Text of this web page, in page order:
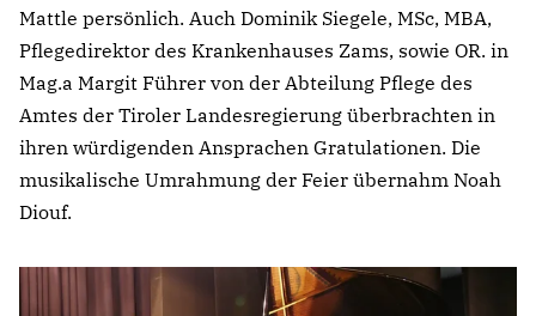
Mattle persönlich. Auch Dominik Siegele, MSc, MBA,
Pflegedirektor des Krankenhauses Zams, sowie OR. in
Mag.a Margit Führer von der Abteilung Pflege des
Amtes der Tiroler Landesregierung überbrachten in
ihren würdigenden Ansprachen Gratulationen. Die
musikalische Umrahmung der Feier übernahm Noah
Diouf.